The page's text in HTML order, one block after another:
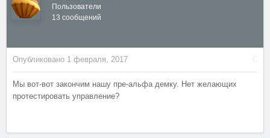
Пользователи
13 сообщений
Опубликовано 1 февраля, 2017
Мы вот-вот закончим нашу пре-альфа демку. Нет желающих
протестировать управление?